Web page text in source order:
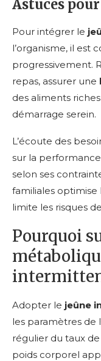
Astuces
Pour intégrer le
l’organisme, il est
progressivement.
repas, assurer une
des aliments
démarrage serein.
L’écoute des
sur la
selon ses
familiales
limite les risques
Pourquoi
Adopter le jeûne
les paramètres de
régulier du taux
poids corporel